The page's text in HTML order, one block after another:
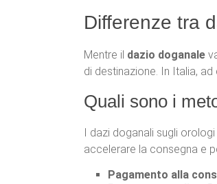
Differenze tra
Mentre il dazio doganale
di destinazione. In Italia,
Quali sono i
I dazi doganali sugli
accelerare la consegna e
Pagamento alla